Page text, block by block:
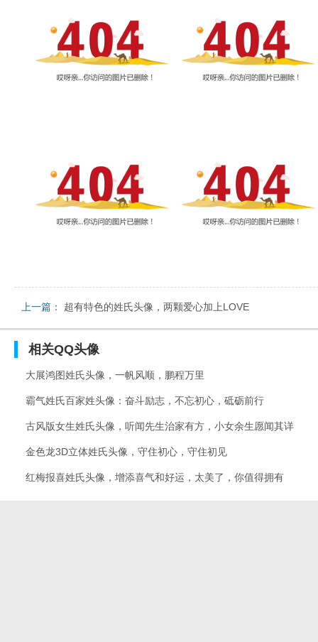
上一篇： 超有特色的姓氏头像，两颗爱心加上LOVE
相关QQ头像
大展鸿图姓氏头像，一帆风顺，鹏程万里
霸气姓氏百家姓头像：奋斗励志，不忘初心，砥砺前行
古风版女生姓氏头像，听闻先生治家有方，小女余生愿闻其详
金色龙3D立体姓氏头像，守住初心，守住初见
红梅报喜姓氏头像，增添喜气和好运，太美了，你值得拥有